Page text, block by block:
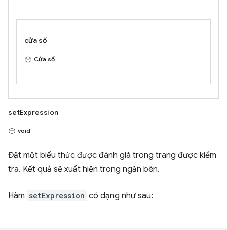
cửa sổ
Cửa sổ
setExpression
void
Đặt một biểu thức được đánh giá trong trang được kiểm
tra. Kết quả sẽ xuất hiện trong ngăn bên.
Hàm setExpression có dạng như sau: